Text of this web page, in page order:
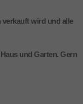
verkauft wird und alle
und Garten. Gern